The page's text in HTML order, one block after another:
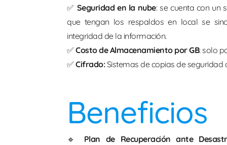
✅ Seguridad en la nube: se cuenta con un
que tengan los respaldos en local se
integridad de la información.
✅ Costo de Almacenamiento por GB: solo
✅ Cifrado:Sistemas de copias de seguridad
Beneficios
🔹 Plan de Recuperación ante